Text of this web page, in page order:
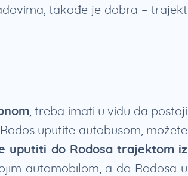
takođe je dobra – trajekt
, treba imati u vidu da postoji
uputite autobusom, možete
uputiti do Rodosa trajektom iz
automobilom, a do Rodosa u